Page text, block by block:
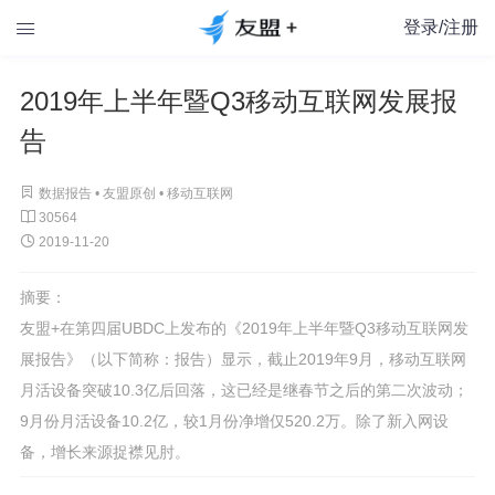
 登录/注册
2019年上半年暨Q3移动互联网发展报
告
 数据报告 • 友盟原创 • 移动互联网
 30564
 2019-11-20
摘要：
友盟+在第四届UBDC上发布的《2019年上半年暨Q3移动互联网发
展报告》（以下简称：报告）显示，截止2019年9月，移动互联网
月活设备突破10.3亿后回落，这已经是继春节之后的第二次波动；
9月份月活设备10.2亿，较1月份净增仅520.2万。除了新入网设
备，增长来源捉襟见肘。